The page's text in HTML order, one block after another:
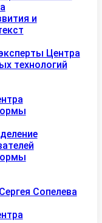
и
Центра
технологий
Сопелева